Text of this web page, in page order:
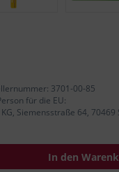
3701-00-85
für die EU:
KG, Siemensstraße 64,
In den